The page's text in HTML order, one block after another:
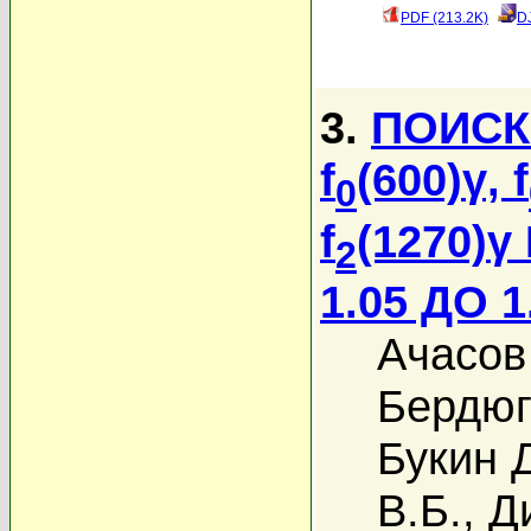
PDF (213.2K)
3.
f0(600)γ, f
f2
1.05 ДО
Букин
В.Б.,